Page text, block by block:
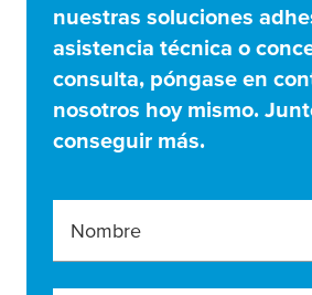
nuestras soluciones
asistencia técnica o
consulta, póngase en
nosotros hoy mismo.
conseguir más.
Nombre